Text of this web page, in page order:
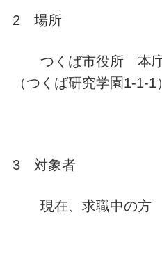
2 場所
つくば市役所 本庁
（つくば研究学園1-1-1）
3 対象者
現在、求職中の方